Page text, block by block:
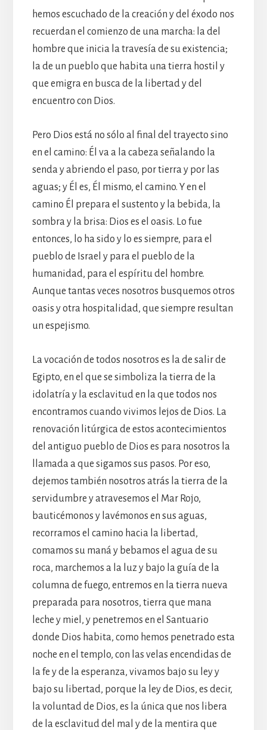
hemos escuchado de la creación y del éxodo nos
recuerdan el comienzo de una marcha: la del
hombre que inicia la travesía de su existencia;
la de un pueblo que habita una tierra hostil y
que emigra en busca de la libertad y del
encuentro con Dios.
Pero Dios está no sólo al final del trayecto sino
en el camino: Él va a la cabeza señalando la
senda y abriendo el paso, por tierra y por las
aguas; y Él es, Él mismo, el camino. Y en el
camino Él prepara el sustento y la bebida, la
sombra y la brisa: Dios es el oasis. Lo fue
entonces, lo ha sido y lo es siempre, para el
pueblo de Israel y para el pueblo de la
humanidad, para el espíritu del hombre.
Aunque tantas veces nosotros busquemos otros
oasis y otra hospitalidad, que siempre resultan
un espejismo.
La vocación de todos nosotros es la de salir de
Egipto, en el que se simboliza la tierra de la
idolatría y la esclavitud en la que todos nos
encontramos cuando vivimos lejos de Dios. La
renovación litúrgica de estos acontecimientos
del antiguo pueblo de Dios es para nosotros la
llamada a que sigamos sus pasos. Por eso,
dejemos también nosotros atrás la tierra de la
servidumbre y atravesemos el Mar Rojo,
bauticémonos y lavémonos en sus aguas,
recorramos el camino hacia la libertad,
comamos su maná y bebamos el agua de su
roca, marchemos a la luz y bajo la guía de la
columna de fuego, entremos en la tierra nueva
preparada para nosotros, tierra que mana
leche y miel, y penetremos en el Santuario
donde Dios habita, como hemos penetrado esta
noche en el templo, con las velas encendidas de
la fe y de la esperanza, vivamos bajo su ley y
bajo su libertad, porque la ley de Dios, es decir,
la voluntad de Dios, es la única que nos libera
de la esclavitud del mal y de la mentira que